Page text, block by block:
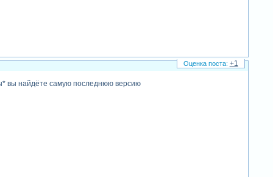
вы найдёте самую последнюю версию
+1